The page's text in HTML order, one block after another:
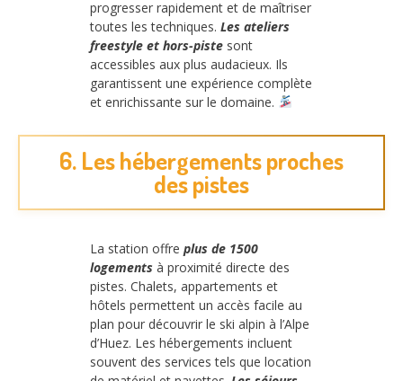
progresser rapidement et de maîtriser
toutes les techniques. Les ateliers
freestyle et hors-piste sont
accessibles aux plus audacieux. Ils
garantissent une expérience complète
et enrichissante sur le domaine.
6. Les hébergements proches
des pistes
La station offre plus de 1500
logements à proximité directe des
pistes. Chalets, appartements et
hôtels permettent un accès facile au
plan pour découvrir le ski alpin à l’Alpe
d’Huez. Les hébergements incluent
souvent des services tels que location